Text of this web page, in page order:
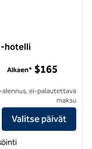
-hotelli
-hotellin tiedot
Alkaen* $165
alennus, ei-palautettava
maksu
Valitse päivät